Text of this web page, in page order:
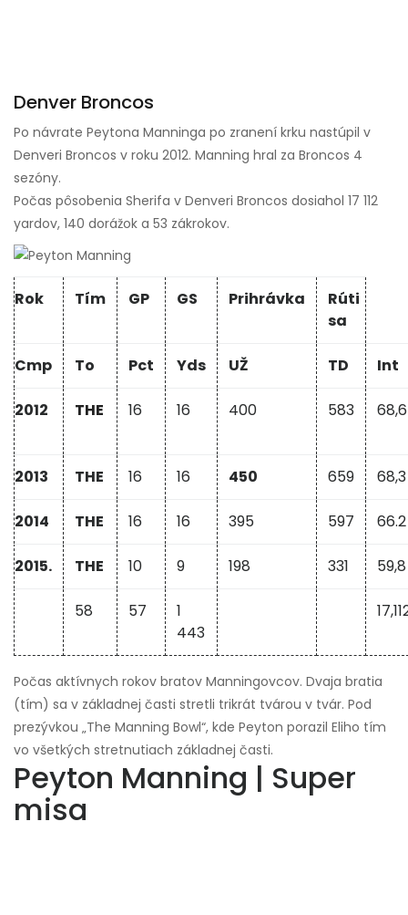
Denver Broncos
Po návrate Peytona Manninga po zranení krku nastúpil v
Denveri Broncos v roku 2012. Manning hral za Broncos 4
sezóny.
Počas pôsobenia Sherifa v Denveri Broncos dosiahol 17 112
yardov, 140 dorážok a 53 zákrokov.
Rok Tím GP GS Prihrávka
Rúti
sa
Cmp To Pct Yds UŽ TD Int
2012 THE 16 16 400 583 68,6
2013 THE 16 16 450 659 68,3
2014 THE 16 16 395 597 66.2
2015. THE 10 9 198 331 59,8
58 57
1
443
Počas aktívnych rokov bratov Manningovcov. Dvaja bratia
(tím) sa v základnej časti stretli trikrát tvárou v tvár. Pod
prezývkou „The Manning Bowl“, kde Peyton porazil Eliho tím
vo všetkých stretnutiach základnej časti.
Peyton Manning | Super
misa